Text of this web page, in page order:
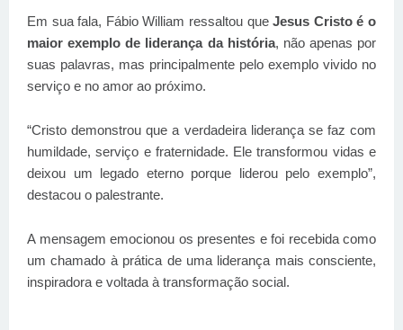
Em sua fala, Fábio William ressaltou queJesus Cristo é o
maior exemplo de liderança da história, não apenas por
suas palavras, mas principalmente pelo exemplo vivido no
serviço e no amor ao próximo.
“Cristo demonstrou que a verdadeira liderança se faz com
humildade, serviço e fraternidade. Ele transformou vidas e
deixou um legado eterno porque liderou pelo exemplo”,
destacou o palestrante.
A mensagem emocionou os presentes e foi recebida como
um chamado à prática de uma liderança mais consciente,
inspiradora e voltada à transformação social.